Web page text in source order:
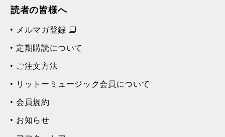
読者の皆様へ
メルマガ登録
定期購読について
ご注文方法
リットーミュージック会員について
会員規約
お知らせ